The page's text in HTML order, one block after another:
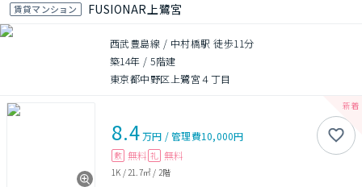
賃貸マンション FUSIONAR上鷺宮
西武豊島線 / 中村橋駅 徒歩11分
築14年 /5階建
東京都中野区上鷺宮４丁目
8.4万円 /管理費10,000円
敷 無料 礼 無料
1K / 21.7㎡ / 2階